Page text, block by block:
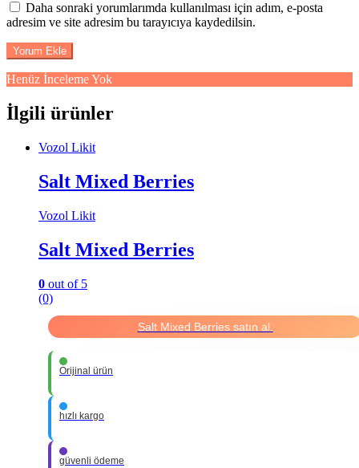
Daha sonraki yorumlarımda kullanılması için adım, e-posta
adresim ve site adresim bu tarayıcıya kaydedilsin.
Henüz İnceleme Yok
İlgili ürünler
Vozol Likit
Salt Mixed Berries
Vozol Likit
Salt Mixed Berries
0 out of 5
(0)
Salt Mixed Berries satın al.
Orijinal ürün
hızlı kargo
güvenli ödeme